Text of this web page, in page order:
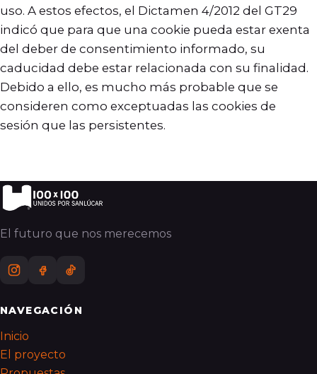
uso. A estos efectos, el Dictamen 4/2012 del GT29
indicó que para que una cookie pueda estar exenta
del deber de consentimiento informado, su
caducidad debe estar relacionada con su finalidad.
Debido a ello, es mucho más probable que se
consideren como exceptuadas las cookies de
sesión que las persistentes.
El futuro que nos merecemos
NAVEGACIÓN
Inicio
El proyecto